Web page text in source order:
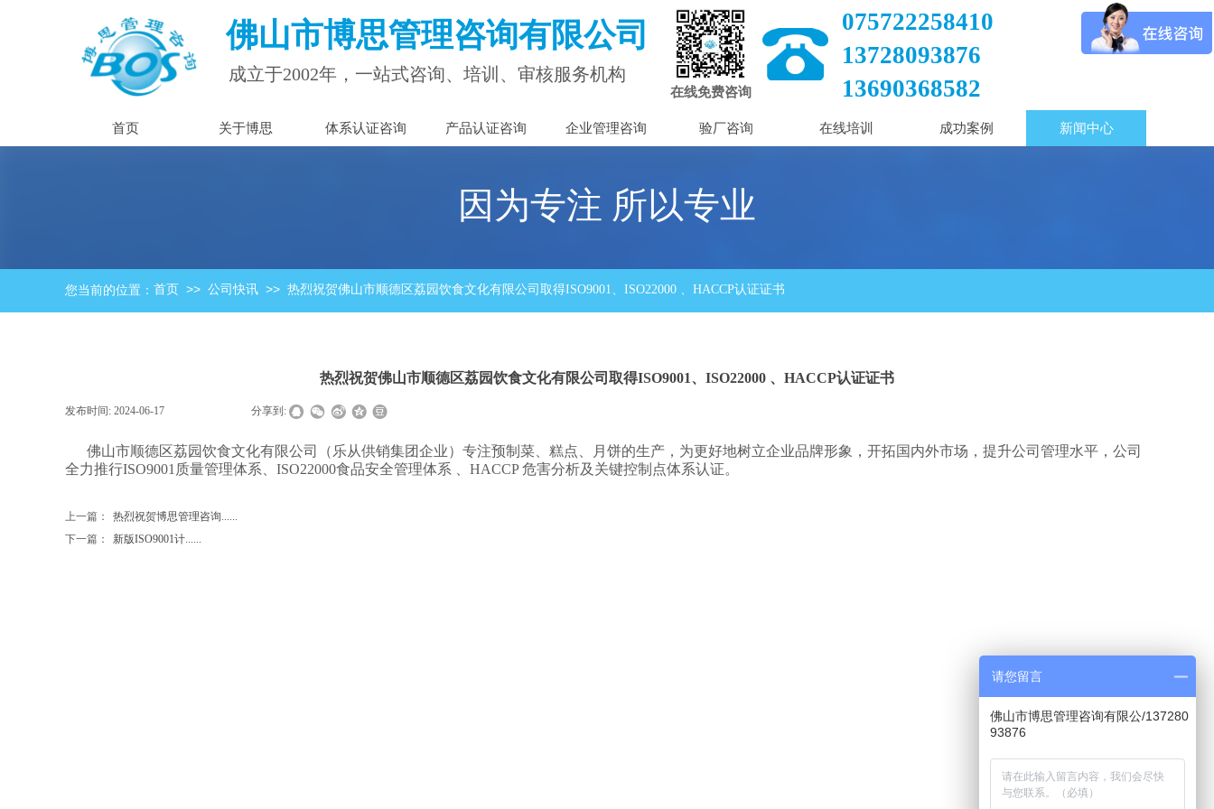
佛山市博思管理咨询有限公司
成立于2002年， 一站式咨询、培训、审核服务机构
075722258410
13728093876
13690368582
首页 关于博思 体系认证咨询 产品认证咨询 企业管理咨询 验厂咨询 在线培训 成功案例 新闻中心
在线免费咨询
因为专注 所以专业
您当前的位置： 首页 >> 公司快讯 >> 热烈祝贺佛山市顺德区荔园饮食文化有限公司取得ISO9001、ISO22000 、HACCP认证证书
热烈祝贺佛山市顺德区荔园饮食文化有限公司取得ISO9001、ISO22000 、HACCP认证证书
发布时间: 2024-06-17 分享到:
佛山市顺德区荔园饮食文化有限公司（乐从供销集团企业）专注预制菜、糕点、月饼的生产，为更好地树立企业品牌形象，开拓国内外市场，提升公司管理水平，公司
全力推行ISO9001质量管理体系、ISO22000食品安全管理体系 、HACCP 危害分析及关键控制点体系认证。
上一篇：
热烈祝贺博思管理咨询......
下一篇：
新版ISO9001计......
请您留言
佛山市博思管理咨询有限公/137280
93876